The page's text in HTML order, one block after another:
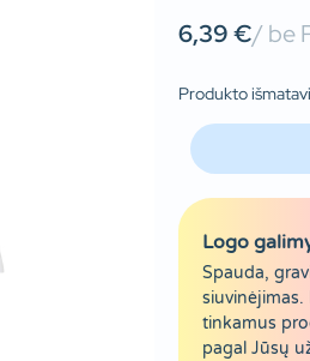
6,39€/ be
Produkto
Logo
Spauda,
siuvinėjimas.
tinkamus
pagal Jūsų